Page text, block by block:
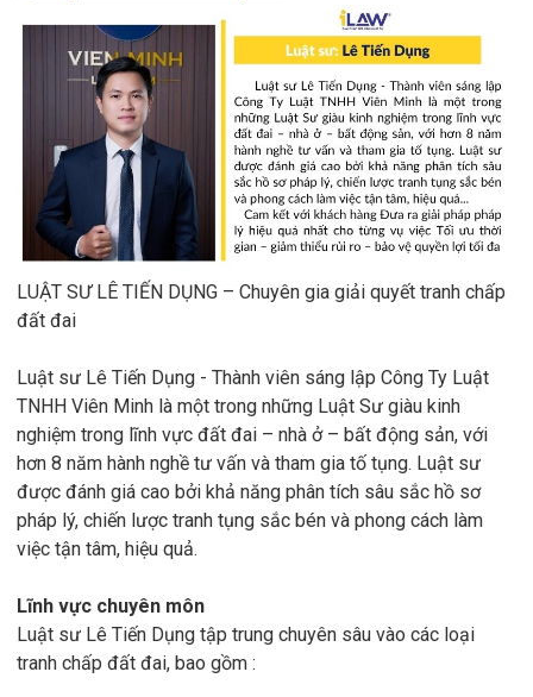
LUẬT SƯ LÊ TIẾN DỤNG – Chuyên gia giải quyết tranh chấp
đất đai
Luật sư Lê Tiến Dụng - Thành viên sáng lập Công Ty Luật
TNHH Viên Minh là một trong những Luật Sư giàu kinh
nghiệm trong lĩnh vực đất đai – nhà ở – bất động sản, với
hơn 8 năm hành nghề tư vấn và tham gia tố tụng. Luật sư
được đánh giá cao bởi khả năng phân tích sâu sắc hồ sơ
pháp lý, chiến lược tranh tụng sắc bén và phong cách làm
việc tận tâm, hiệu quả.
Lĩnh vực chuyên môn
Luật sư Lê Tiến Dụng tập trung chuyên sâu vào các loại
tranh chấp đất đai, bao gồm :